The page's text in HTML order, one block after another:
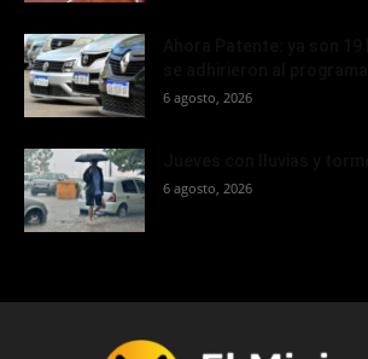
6 agosto, 2026
6 agosto, 2026